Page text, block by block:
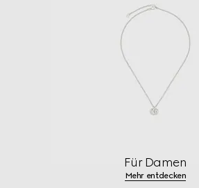
Für Damen
Mehr entdecken